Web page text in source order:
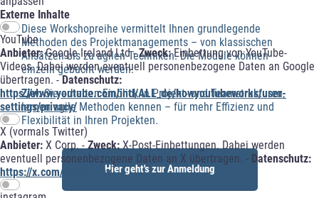
Externe Inhalte
YouTube
Anbieter:Google Ireland Ltd -Zweck:Einbettung von YouTube-
Videos. Dabei werden eventuell personenbezogene Daten an Google
übertragen. - Datenschutz:
https://www.youtube.com/intl/ALL_de/howyoutubeworks/user-
settings/privacy/
X (vormals Twitter)
Anbieter: X Corp. -Zweck:X-Post-Einbettungen. Dabei werden
eventuell personenbezogene Daten an X übertragen. - Datenschutz:
https://x.com/de/privacy
Diese Workshopreihe vermittelt Ihnen grundlegende
Methoden des Projektmanagements – von klassischen
Ansätzen bis zu agilen Techniken. Die Module können
einzeln gebucht werden.
Ziel:Sie erhalten Einblick in Projekt- und Teamstrukturen,
lernen agile Methoden kennen – für mehr Effizienz und
Flexibilität in Ihren Projekten.
Hier geht's zur Anmeldung